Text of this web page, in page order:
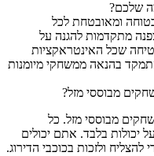
שלכם?
ומאובטחת לכל
מתקדמות להגנה על
שכל האינטראקציות
בהנאה ממשחקי מיומנות
מבוססי מזל?
מבוססי מזל. כל
יכולות בלבד. אתם יכולים
ולזכות בכוכבי הדירוג.